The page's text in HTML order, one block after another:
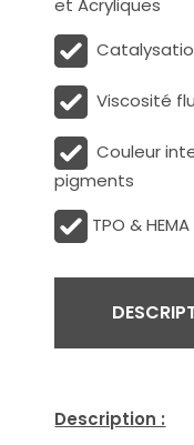
Viscosité
Couleur
pigments
TPO &
Description :